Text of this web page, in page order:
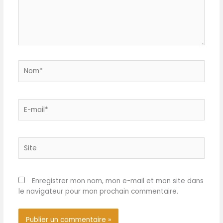
mail*
Enregistrer mon nom, mon e-mail et mon site dans
le navigateur pour mon prochain commentaire.